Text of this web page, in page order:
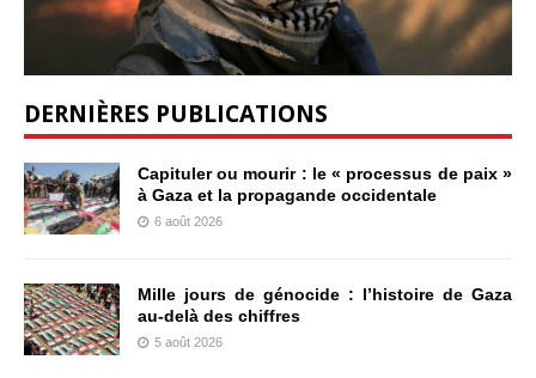
DERNIÈRES PUBLICATIONS
Capituler ou mourir : le « processus de paix »
à Gaza et la propagande occidentale
6 août 2026
Mille jours de génocide : l’histoire de Gaza
au-delà des chiffres
5 août 2026